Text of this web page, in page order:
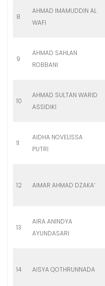
8
AHMAD IMAMUDDIN AL
WAFI
9
AHMAD SAHLAN
ROBBANI
10
AHMAD SULTAN WARID
ASSIDIKI
11
AIDHA NOVELISSA
PUTRI
12 AIMAR AHMAD DZAKA’
13
AIRA ANINDYA
AYUNDASARI
14 AISYA QOTHRUNNADA